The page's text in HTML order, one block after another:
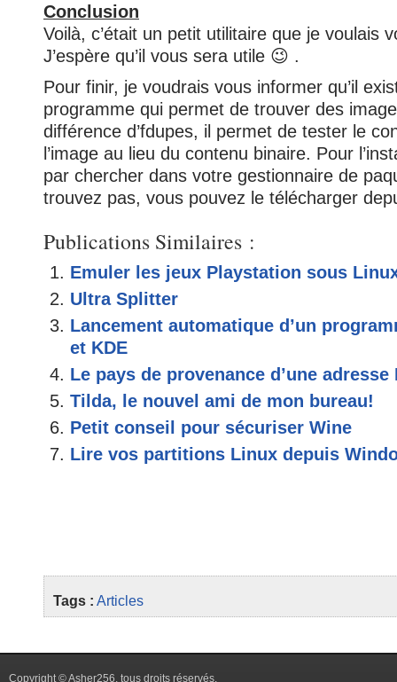
Conclusion
Voilà, c’était un petit utilitaire que je voulais
J’espère qu’il vous sera utile 😉 .
Pour finir, je voudrais vous informer qu’il
programme qui permet de trouver des
différence d’fdupes, il permet de tester le
l’image au lieu du contenu binaire. Pour
par chercher dans votre gestionnaire de
trouvez pas, vous pouvez le télécharger
Publications Similaires :
Emuler les jeux Playstation sous
Ultra Splitter
Lancement automatique d’un
et KDE
Le pays de provenance d’une adresse
Tilda, le nouvel ami de mon bureau!
Petit conseil pour sécuriser Wine
Lire vos partitions Linux depuis
Tags : Articles
Copyright © Asher256, tous droits réservés.